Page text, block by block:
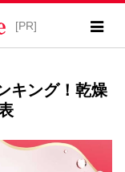
キング！乾燥